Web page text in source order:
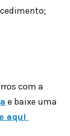
com a
e baixe uma
aqui